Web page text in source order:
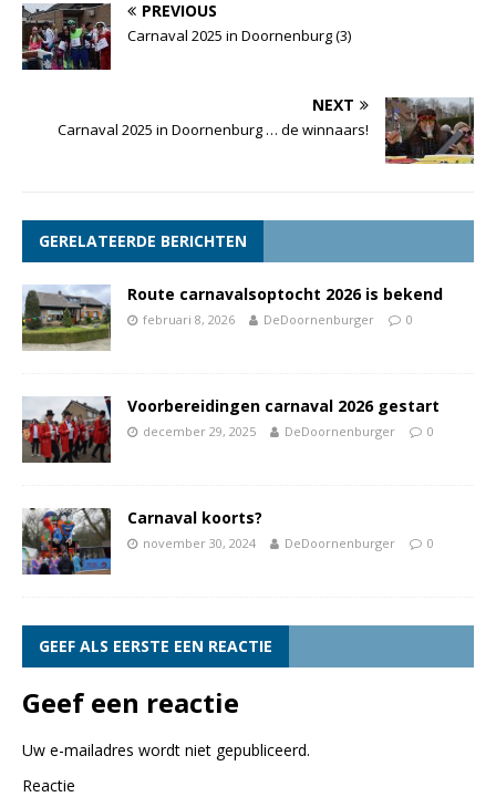
PREVIOUS
Carnaval 2025 in Doornenburg (3)
NEXT
Carnaval 2025 in Doornenburg … de winnaars!
GERELATEERDE BERICHTEN
Route carnavalsoptocht 2026 is bekend
februari 8, 2026 DeDoornenburger 0
Voorbereidingen carnaval 2026 gestart
december 29, 2025 DeDoornenburger 0
Carnaval koorts?
november 30, 2024 DeDoornenburger 0
GEEF ALS EERSTE EEN REACTIE
Geef een reactie
Uw e-mailadres wordt niet gepubliceerd.
Reactie